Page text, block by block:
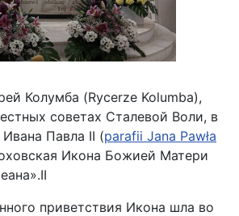
Колумба (Rycerze Kolumba),
советах Сталевой Воли, в
Павла II (parafii Jana Pawła
Икона Божией Матери
приветствия Икона шла во